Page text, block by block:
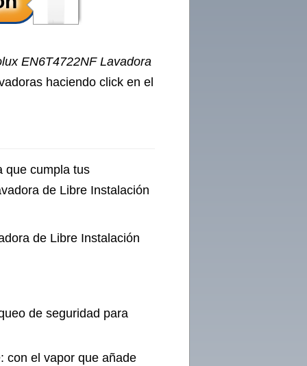
EN6T4722NF Lavadora
haciendo click en el
que cumpla tus
de Libre Instalación
de Libre Instalación
de seguridad para
: con el vapor que añade